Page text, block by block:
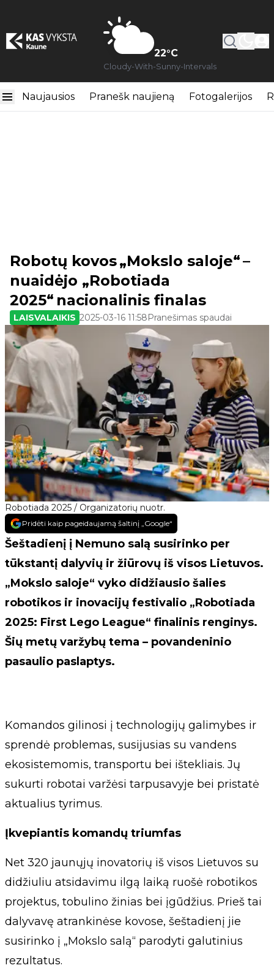
22°C
Cloudy-With-Sunny-Intervals
Naujausios Pranešk naujieną Fotogalerijos
Robotiada 2025 / Organizatorių nuotr.
Robotų kovos „Mokslo saloje“ –
nuaidėjo „Robotiada
2025“ nacionalinis finalas
LAISVALAIKIS 2025-03-16 11:58Pranešimas spaudai
Pridėti kaip pageidaujamą šaltinį „Google“
Šeštadienį į Nemuno salą susirinko per
tūkstantį dalyvių ir žiūrovų iš visos Lietuvos.
„Mokslo saloje“ vyko didžiausio šalies
robotikos ir inovacijų festivalio „Robotiada
2025: First Lego League“ finalinis renginys.
Šių metų varžybų tema – povandeninio
pasaulio paslaptys.
Komandos gilinosi į technologijų galimybes ir
sprendė problemas, susijusias su vandens
ekosistemomis, transportu bei ištekliais. Jų
sukurti robotai varžėsi tarpusavyje bei pristatė
aktualius tyrimus.
Įkvepiantis komandų triumfas
Net 320 jaunųjų inovatorių iš visos Lietuvos su
didžiuliu atsidavimu ilgą laiką ruošė robotikos
projektus, tobulino žinias bei įgūdžius. Prieš tai
dalyvavę atrankinėse kovose, šeštadienį jie
susirinko į „Mokslo salą“ parodyti galutinius
rezultatus.